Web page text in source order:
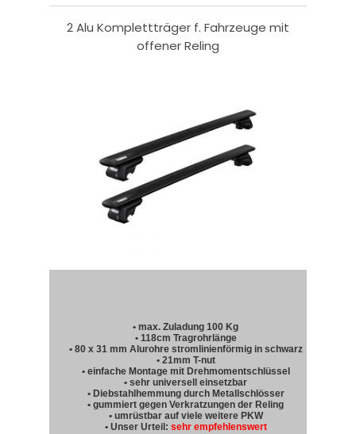
2 Alu Komplettträger f. Fahrzeuge mit
offener Reling
• max. Zuladung 100 Kg
• 118cm Tragrohrlänge
• 80 x 31 mm Alurohre stromlinienförmig in schwarz
• 21mm T-nut
• einfache Montage mit Drehmomentschlüssel
• sehr universell einsetzbar
• Diebstahlhemmung durch Metallschlösser
• gummiert gegen Verkratzungen der Reling
• umrüstbar auf viele weitere PKW
• Unser Urteil: sehr empfehlenswert